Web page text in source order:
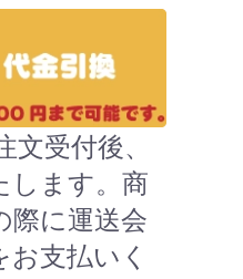
受付後、
します。商
際に運送会
支払いく